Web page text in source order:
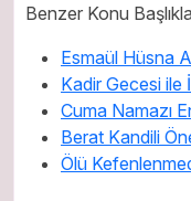
Benzer Konu
Esmaül Hüsna
Kadir Gecesi ile
Cuma Namazı
Berat Kandili
Ölü